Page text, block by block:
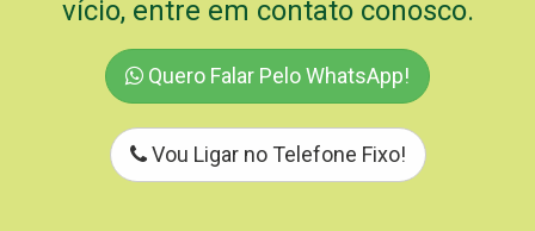
vício, entre em contato conosco.
Quero Falar Pelo WhatsApp!
Vou Ligar no Telefone Fixo!